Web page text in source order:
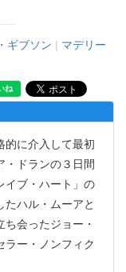
ギブソン | マデリー
に介入して最初
・ドランの３日間
イブ・ハート」の
たハル・ムーアと
会ったジョー・
ラー・ノンフィク